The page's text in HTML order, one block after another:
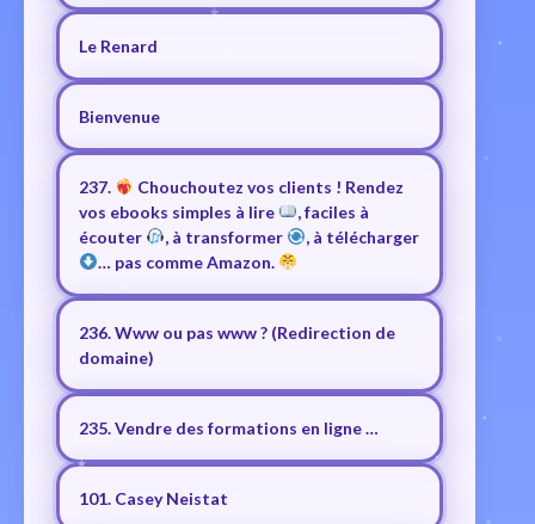
Le Renard
Bienvenue
237.
Chouchoutez vos clients ! Rendez
vos ebooks simples à lire
, faciles à
écouter
, à transformer
, à télécharger
… pas comme Amazon.
236. Www ou pas www ? (Redirection de
domaine)
235. Vendre des formations en ligne …
101. Casey Neistat